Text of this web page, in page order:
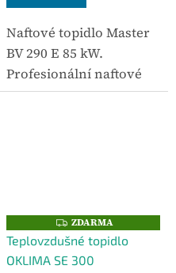
Naftové topidlo Master
BV 290 E 85 kW.
Profesionální naftové
topidlo s nepřímým
Z
D
A
R
M
ZDARMA
Teplovzdušné topidlo
OKLIMA SE 300